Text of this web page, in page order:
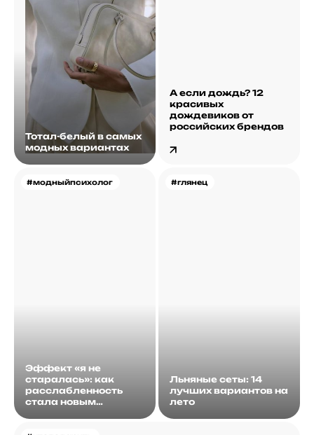
Тотал-белый в самых
модных вариантах
А если дождь? 12
красивых
дождевиков от
российских брендов
#модныйпсихолог
Эффект «я не
старалась»: как
расслабленность
стала новым
#глянец
Льняные сеты: 14
лучших вариантов на
лето